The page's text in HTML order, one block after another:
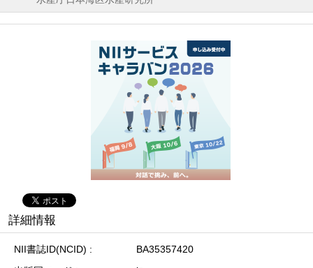
詳細情報
NII書誌ID(NCID)
BA35357420